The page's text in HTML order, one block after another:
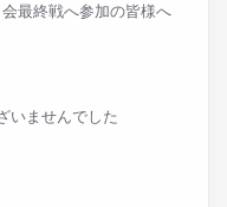
最終戦へ参加の皆様へ
いませんでした